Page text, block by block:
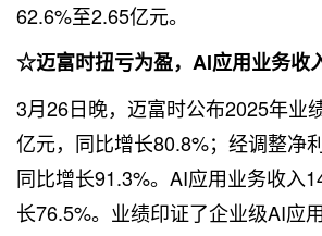
62.6%至2.65亿元。
☆迈富时扭亏为盈，AI应用业务收
3月26日晚，迈富时公布2025年业
亿元，同比增长80.8%；经调整净
同比增长91.3%。AI应用业务收入
长76.5%。业绩印证了企业级AI应